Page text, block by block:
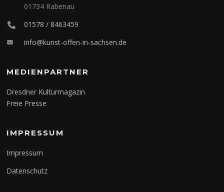
01734 Rabenau
01578 / 8463459
info@kunst-offen-in-sachsen.de
MEDIENPARTNER
Dresdner Kulturmagazin
Freie Presse
IMPRESSUM
Impressum
Datenschutz